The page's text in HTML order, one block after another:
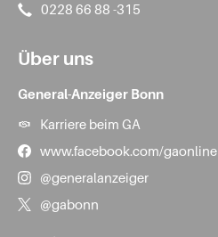
0228 66 88 -315
Über uns
General-Anzeiger Bonn
Karriere beim GA
www.facebook.com/gaonline
@generalanzeiger
@gabonn